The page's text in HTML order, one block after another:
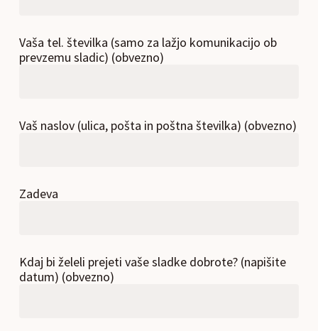
Vaša tel. številka (samo za lažjo komunikacijo ob
prevzemu sladic) (obvezno)
Vaš naslov (ulica, pošta in poštna številka) (obvezno)
Zadeva
Kdaj bi želeli prejeti vaše sladke dobrote? (napišite
datum) (obvezno)